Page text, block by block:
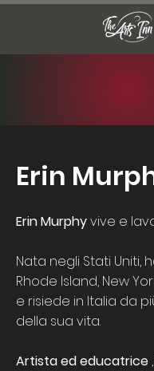
Erin
Erin Murphyvive e
Nata negli Stati Uniti,
Rhode Island, New
e risiede in Italia da
della sua vita.
Artista ed educatrice